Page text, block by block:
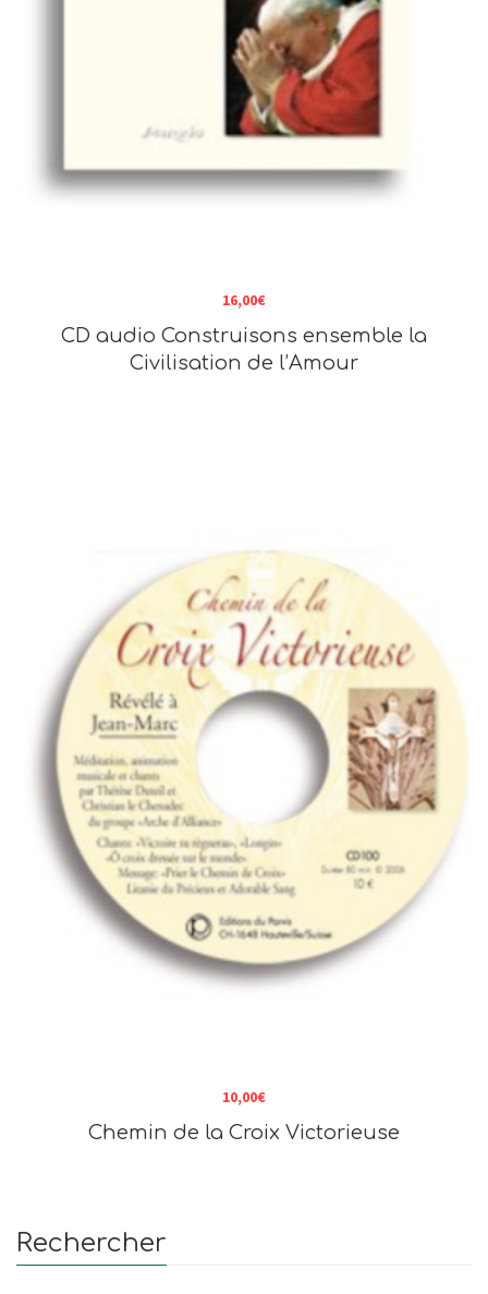
CD audio Construisons ensemble la
Civilisation de l’Amour
16,00€
Chemin de la Croix Victorieuse
10,00€
Rechercher